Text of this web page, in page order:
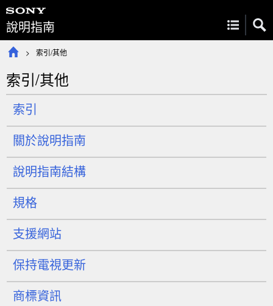
說明指南
索引/其他
索引/其他
索引
關於說明指南
說明指南結構
規格
支援網站
保持電視更新
商標資訊